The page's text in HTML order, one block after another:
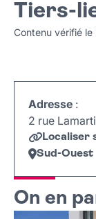
Tiers-
Contenu vérifié
Adresse :
2 rue
Localiser
Sud-Ouest
+
−
On en